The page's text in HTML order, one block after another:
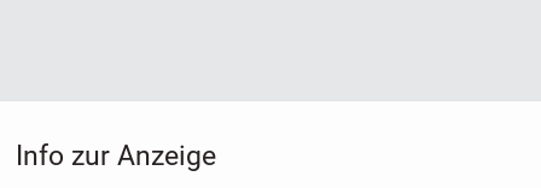
Info zur Anzeige